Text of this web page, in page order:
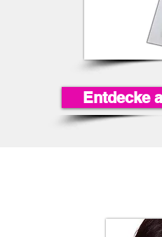
Entdecke